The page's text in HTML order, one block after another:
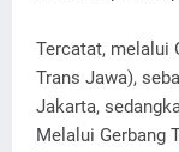
Tercatat, melalui
Trans Jawa),
Jakarta,
Melalui Gerbang